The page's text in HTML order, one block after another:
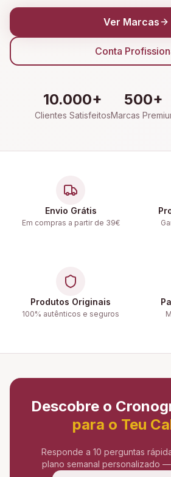
Ver Marcas
Conta
10.000+
Clientes Satisfeitos
500+
Marcas
Envio Grátis
Em compras a partir de 39€
Produtos Originais
100% autênticos e seguros
Descobre o
para o Teu
Responde a 10 perguntas
plano semanal personalizado